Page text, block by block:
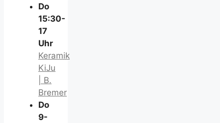
Do
15:30-
17
Uhr
Keramik
KiJu
| B.
Bremer
Do
9-